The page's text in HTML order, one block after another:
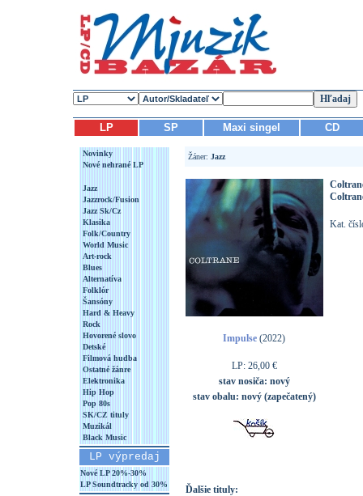
LP SP Maxi singel CD
Novinky
Nové nehrané LP
Jazz
Jazzrock/Fusion
Jazz Sk/Cz
Klasika
Folk/Country
World Music
Art-rock
Blues
Alternatíva
Folklór
Šansóny
Hard & Heavy
Rock
Hovorené slovo
Detské
Filmová hudba
Ostatné žánre
Elektronika
Hip Hop
Pop 80s
SK/CZ tituly
Muzikál
Black Music
LP výpredaj
Nové LP 20%-30%
LP Soundtracky od 30%
Žáner: Jazz
Impulse (2022)
LP: 26,00 €
stav nosiča: nový
stav obalu: nový (zapečatený)
Kat.
Ďalšie tituly: